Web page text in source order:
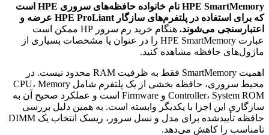
HPE SmartMemory نام خانواده حافظه‌های سروری HPE است
که برای استفاده در پلتفرم‌های سازگار HPE ProLiant عرضه و
اعتبارسنجی می‌شوند.
هنگام خرید رم سرور HP ممکن است
عبارت HPE SmartMemory را در عنوان یا مشخصات بسیاری از
ماژول‌های حافظه مشاهده کنید.
اهمیت SmartMemory فقط به ظرفیت RAM محدود نیست. در
محیط سروری، حافظه بخشی از یک پلتفرم شامل CPU، Memory
Controller، System ROM و Firmware است و عملکرد صحیح آن به
سازگاری این اجزا با یکدیگر وابسته است. به همین دلیل بررسی
حافظه تأییدشده برای مدل و نسل سرور، ریسک انتخاب یک DIMM
نامناسب را کاهش می‌دهد.